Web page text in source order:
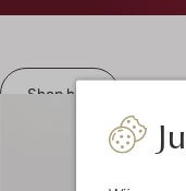
Shop hier